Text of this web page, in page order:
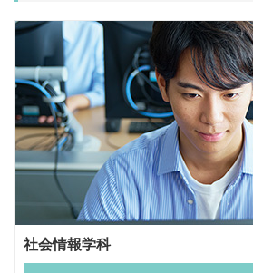
社会情報学科